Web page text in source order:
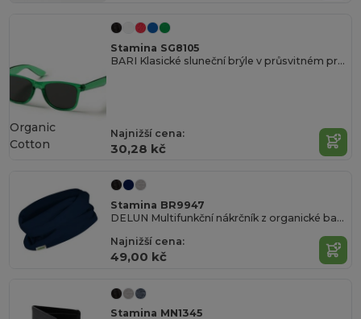
Stamina SG8105
BARI Klasické sluneční brýle v průsvitném provedení
Najnižší cena:
30,28 kč
Organic
Cotton
Stamina BR9947
DELUN Multifunkční nákrčník z organické bavlny o gramáži 150 g/m²
Najnižší cena:
49,00 kč
Stamina MN1345